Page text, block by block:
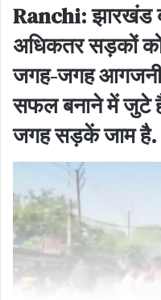
Ranchi: झारखंड
अधिकतर सड़कों
जगह-जगह आगजनी
सफल बनाने में जुटे
जगह सड़कें जाम है.